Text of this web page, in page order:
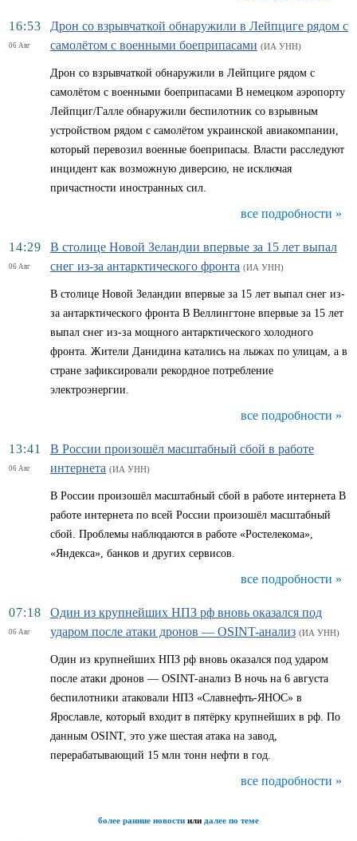
16:53
06 Авг
Дрон со взрывчаткой обнаружили в Лейпциге рядом с
самолётом с военными боеприпасами (ИА УНН)
Дрон со взрывчаткой обнаружили в Лейпциге рядом с
самолётом с военными боеприпасами В немецком аэропорту
Лейпциг/Галле обнаружили беспилотник со взрывным
устройством рядом с самолётом украинской авиакомпании,
который перевозил военные боеприпасы. Власти расследуют
инцидент как возможную диверсию, не исключая
причастности иностранных сил.
все подробности »
14:29
06 Авг
В столице Новой Зеландии впервые за 15 лет выпал
снег из-за антарктического фронта (ИА УНН)
В столице Новой Зеландии впервые за 15 лет выпал снег из-
за антарктического фронта В Веллингтоне впервые за 15 лет
выпал снег из-за мощного антарктического холодного
фронта. Жители Данидина катались на лыжах по улицам, а в
стране зафиксировали рекордное потребление
электроэнергии.
все подробности »
13:41
06 Авг
В России произошёл масштабный сбой в работе
интернета (ИА УНН)
В России произошёл масштабный сбой в работе интернета В
работе интернета по всей России произошёл масштабный
сбой. Проблемы наблюдаются в работе «Ростелекома»,
«Яндекса», банков и других сервисов.
все подробности »
07:18
06 Авг
Один из крупнейших НПЗ рф вновь оказался под
ударом после атаки дронов — OSINT-анализ (ИА УНН)
Один из крупнейших НПЗ рф вновь оказался под ударом
после атаки дронов — OSINT-анализ В ночь на 6 августа
беспилотники атаковали НПЗ «Славнефть-ЯНОС» в
Ярославле, который входит в пятёрку крупнейших в рф. По
данным OSINT, это уже шестая атака на завод,
перерабатывающий 15 млн тонн нефти в год.
все подробности »
более ранние новости или далее по теме